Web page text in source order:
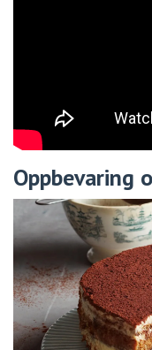
Oppbevaring